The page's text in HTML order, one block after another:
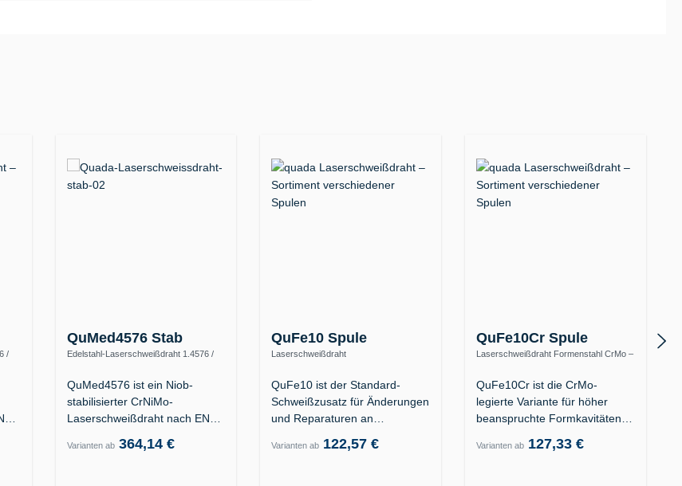
/
QuMed4576 Stab
Edelstahl-Laserschweißdraht 1.4576 /
QuMed4576 ist ein Niob-
stabilisierter CrNiMo-
Laserschweißdraht nach EN
Varianten ab364,14 €
QuFe10 Spule
Laserschweißdraht
QuFe10 ist der Standard-
Schweißzusatz für Änderungen
und Reparaturen an
Varianten ab 122,57 €
QuFe10Cr Spule
Laserschweißdraht Formenstahl CrMo –
QuFe10Cr ist die CrMo-
legierte Variante für höher
beanspruchte Formkavitäten
Varianten ab 127,33 €